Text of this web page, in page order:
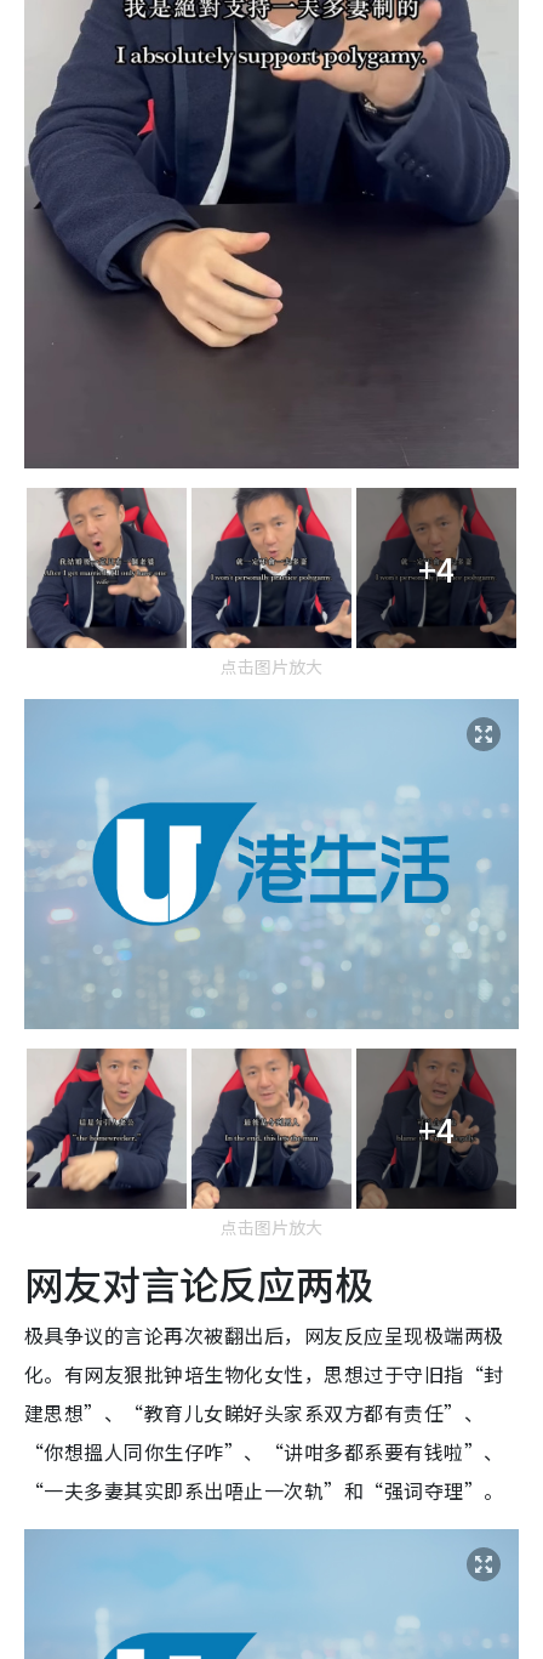
+4
点击图片放大
+4
点击图片放大
网友对言论反应两极
极具争议的言论再次被翻出后，网友反应呈现极端两极
化。有网友狠批钟培生物化女性，思想过于守旧指“封
建思想”、“教育儿女睇好头家系双方都有责任”、
“你想搵人同你生仔咋”、“讲咁多都系要有钱啦”、
“一夫多妻其实即系出唔止一次轨”和“强词夺理”。